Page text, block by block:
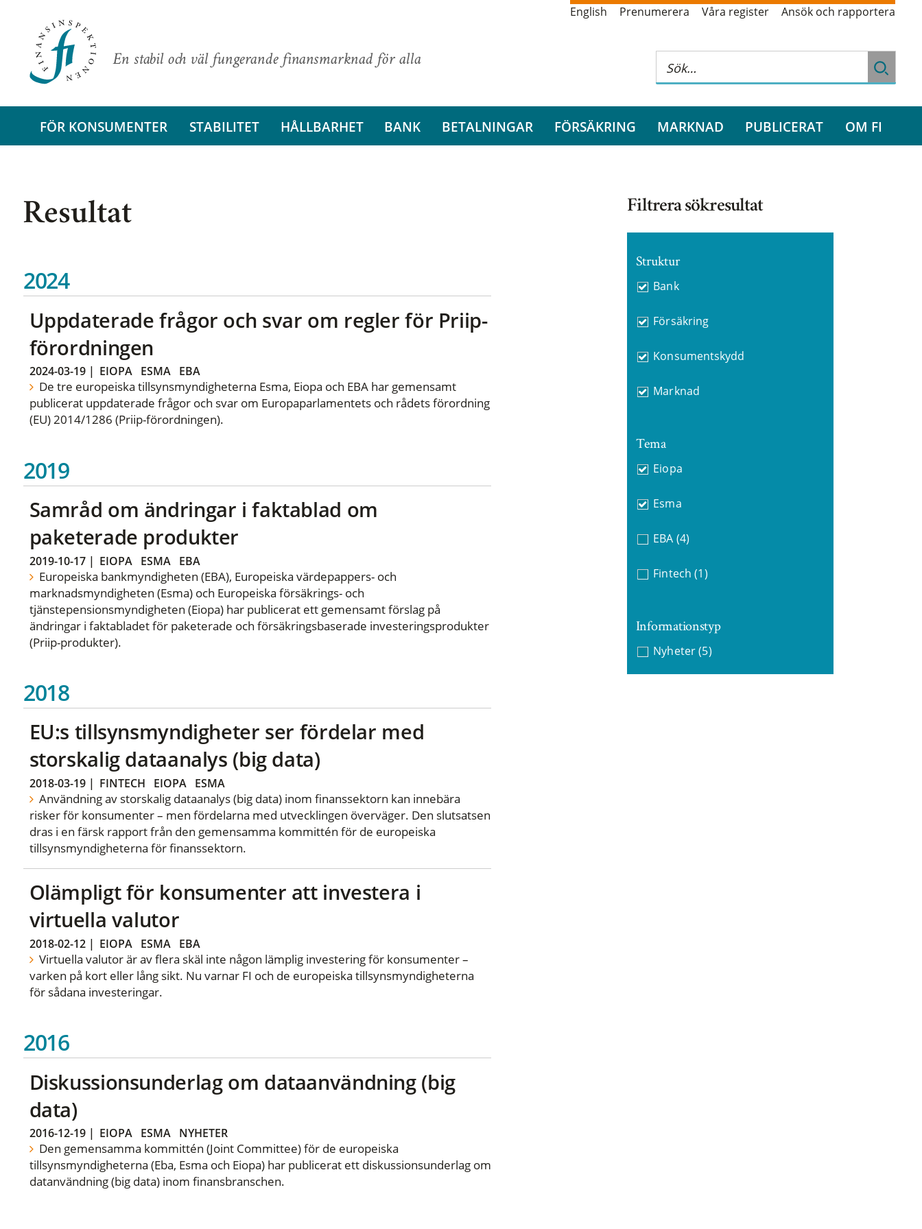
En stabil och väl fungerande finansmarknad för alla
English Prenumerera Våra register Ansök och rapportera
FÖR KONSUMENTER STABILITET HÅLLBARHET BANK BETALNINGAR FÖRSÄKRING MARKNAD PUBLICERAT OM FI
Resultat
2024
Uppdaterade frågor och svar om regler för Priip-
förordningen
2024-03-19| EIOPA ESMA EBA
De tre europeiska tillsynsmyndigheterna Esma, Eiopa och EBA har gemensamt
publicerat uppdaterade frågor och svar om Europaparlamentets och rådets förordning
(EU) 2014/1286 (Priip-förordningen).
2019
Samråd om ändringar i faktablad om
paketerade produkter
2019-10-17| EIOPA ESMA EBA
Europeiska bankmyndigheten (EBA), Europeiska värdepappers- och
marknadsmyndigheten (Esma) och Europeiska försäkrings- och
tjänstepensionsmyndigheten (Eiopa) har publicerat ett gemensamt förslag på
ändringar i faktabladet för paketerade och försäkringsbaserade investeringsprodukter
(Priip-produkter).
2018
EU:s tillsynsmyndigheter ser fördelar med
storskalig dataanalys (big data)
2018-03-19| FINTECH EIOPA ESMA
Användning av storskalig dataanalys (big data) inom finanssektorn kan innebära
risker för konsumenter – men fördelarna med utvecklingen överväger. Den slutsatsen
dras i en färsk rapport från den gemensamma kommittén för de europeiska
tillsynsmyndigheterna för finanssektorn.
Olämpligt för konsumenter att investera i
virtuella valutor
2018-02-12| EIOPA ESMA EBA
Virtuella valutor är av flera skäl inte någon lämplig investering för konsumenter –
varken på kort eller lång sikt. Nu varnar FI och de europeiska tillsynsmyndigheterna
för sådana investeringar.
2016
Diskussionsunderlag om dataanvändning (big
data)
2016-12-19| EIOPA ESMA NYHETER
Den gemensamma kommittén (Joint Committee) för de europeiska
tillsynsmyndigheterna (Eba, Esma och Eiopa) har publicerat ett diskussionsunderlag om
datanvändning (big data) inom finansbranschen.
Filtrera sökresultat
Struktur
Bank
Försäkring
Konsumentskydd
Marknad
Tema
Eiopa
Esma
EBA (4)
Fintech (1)
Informationstyp
Nyheter (5)